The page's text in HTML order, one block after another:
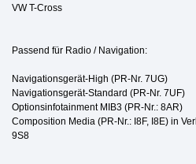
VW T-Cross
Passend für Radio / Navigation:
Navigationsgerät-High (PR-Nr. 7UG)
Navigationsgerät-Standard (PR-Nr. 7UF)
Optionsinfotainment MIB3 (PR-Nr.: 8AR)
Composition Media (PR-Nr.: I8F, I8E) in
9S8